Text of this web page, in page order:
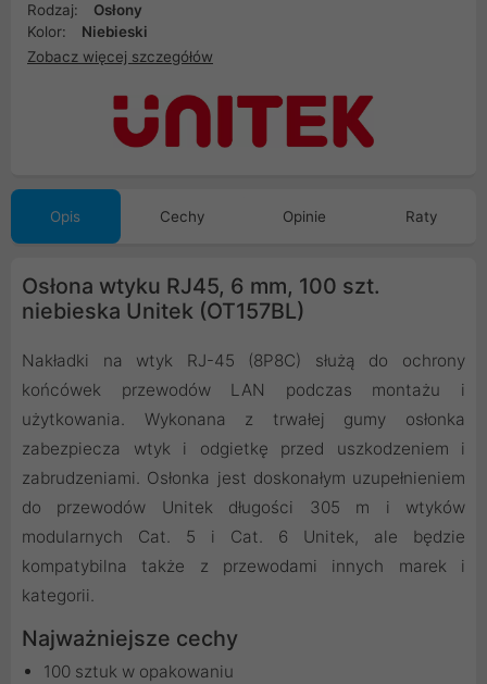
Rodzaj:
Osłony
Kolor:
Niebieski
Zobacz więcej szczegółów
Opis Cechy Opinie Raty
Osłona wtyku RJ45, 6 mm, 100 szt.
niebieska Unitek (OT157BL)
Nakładki na wtyk RJ-45 (8P8C) służą do ochrony
końcówek przewodów LAN podczas montażu i
użytkowania. Wykonana z trwałej gumy osłonka
zabezpiecza wtyk i odgietkę przed uszkodzeniem i
zabrudzeniami. Osłonka jest doskonałym uzupełnieniem
do przewodów Unitek długości 305 m i wtyków
modularnych Cat. 5 i Cat. 6 Unitek, ale będzie
kompatybilna także z przewodami innych marek i
kategorii.
Najważniejsze cechy
100 sztuk w opakowaniu